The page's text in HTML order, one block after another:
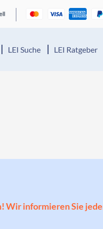
LEI Suche LEI Ratgeber
Wir informieren Sie